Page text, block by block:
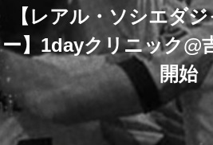
【レアル・ソシエダ
ー】1dayクリニック@
開始